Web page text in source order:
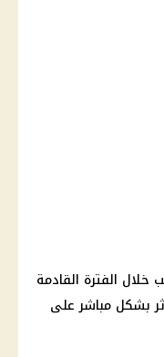
خلال الفترة القادمة
بشكل مباشر على